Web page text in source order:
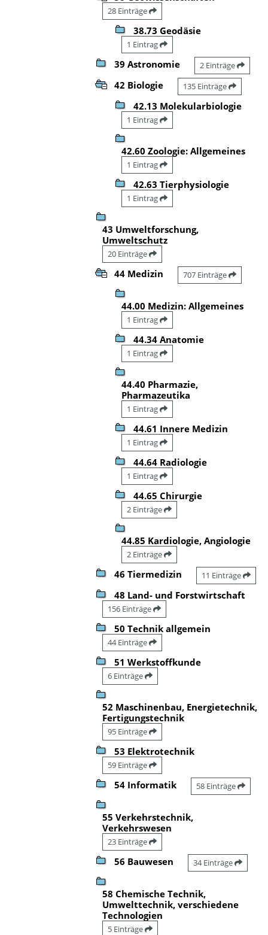
28 Einträge
38.73 Geodäsie
1 Eintrag
39 Astronomie 2 Einträge
42 Biologie 135 Einträge
42.13 Molekularbiologie
1 Eintrag
42.60 Zoologie: Allgemeines
1 Eintrag
42.63 Tierphysiologie
1 Eintrag
43 Umweltforschung,
Umweltschutz
20 Einträge
44 Medizin 707 Einträge
44.00 Medizin: Allgemeines
1 Eintrag
44.34 Anatomie
1 Eintrag
44.40 Pharmazie,
Pharmazeutika
1 Eintrag
44.61 Innere Medizin
1 Eintrag
44.64 Radiologie
1 Eintrag
44.65 Chirurgie
2 Einträge
44.85 Kardiologie, Angiologie
2 Einträge
46 Tiermedizin 11 Einträge
48 Land- und Forstwirtschaft
156 Einträge
50 Technik allgemein
44 Einträge
51 Werkstoffkunde
6 Einträge
52 Maschinenbau, Energietechnik,
Fertigungstechnik
95 Einträge
53 Elektrotechnik
59 Einträge
54 Informatik 58 Einträge
55 Verkehrstechnik,
Verkehrswesen
23 Einträge
56 Bauwesen 34 Einträge
58 Chemische Technik,
Umwelttechnik, verschiedene
Technologien
5 Einträge